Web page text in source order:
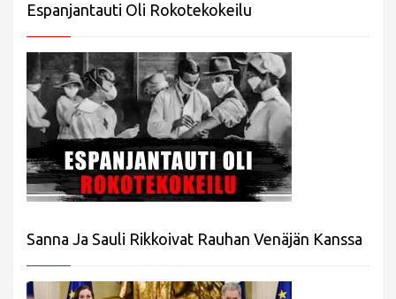
Espanjantauti Oli Rokotekokeilu
Sanna Ja Sauli Rikkoivat Rauhan Venäjän Kanssa